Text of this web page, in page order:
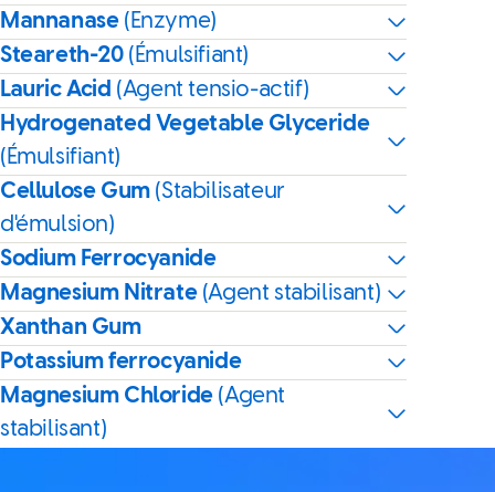
Mannanase (Enzyme)
Steareth-20 (Émulsifiant)
Lauric Acid (Agent tensio-actif)
Hydrogenated Vegetable Glyceride
(Émulsifiant)
Cellulose Gum (Stabilisateur
d'émulsion)
Sodium Ferrocyanide
Magnesium Nitrate (Agent stabilisant)
Xanthan Gum
Potassium ferrocyanide
Magnesium Chloride (Agent
stabilisant)